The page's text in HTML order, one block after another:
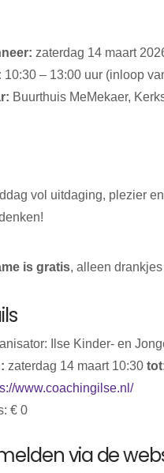
zaterdag 14 maart
10:30 – 13:00 uur (inloop
Buurthuis MeMekaer,
vol uitdaging, plezier
is gratis, alleen
Ilse Kinder- en
zaterdag 14 maart 10:30
www.coachingilse.nl/
€ 0
via de